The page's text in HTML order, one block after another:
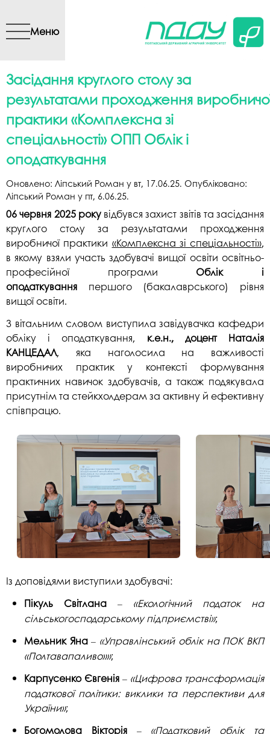
вмісту
Меню
Засідання круглого столу за
результатами проходження
практики «Комплексна зі
спеціальності» ОПП Облік і
оподаткування
Оновлено: Ліпський Роман у вт, 17.06.25. Опубліковано:
Ліпський Роман у пт, 6.06.25.
06 червня 2025 рокувідбувся захист звітів та засідання
круглого столу за результатами проходження
виробничої практики «Комплексна зі спеціальності»,
в якому взяли участь здобувачі вищої освіти освітньо-
професійної програми Облік і
оподаткування першого (бакалаврського) рівня
вищої освіти.
З вітальним словом виступила завідувачка кафедри
обліку і оподаткування, к.е.н., доцентНаталія
КАНЦЕДАЛ, яка наголосила на важливості
виробничих практик у контексті формування
практичних навичок здобувачів, а також подякувала
присутнім та стейкхолдерам за активну й ефективну
співпрацю.
Із доповідями виступили здобувачі:
Пікуль Світлана
–
«Екологічний податок на
сільськогосподарському підприємстві»;
Мельник Яна – «Управлінський облік на ПОК ВКП
«Полтавапаливо»»;
Карпусенко Євгенія – «Цифрова трансформація
податкової політики: виклики та перспективи для
України»;
Богомолова Вікторія
–
«Податковий облік та